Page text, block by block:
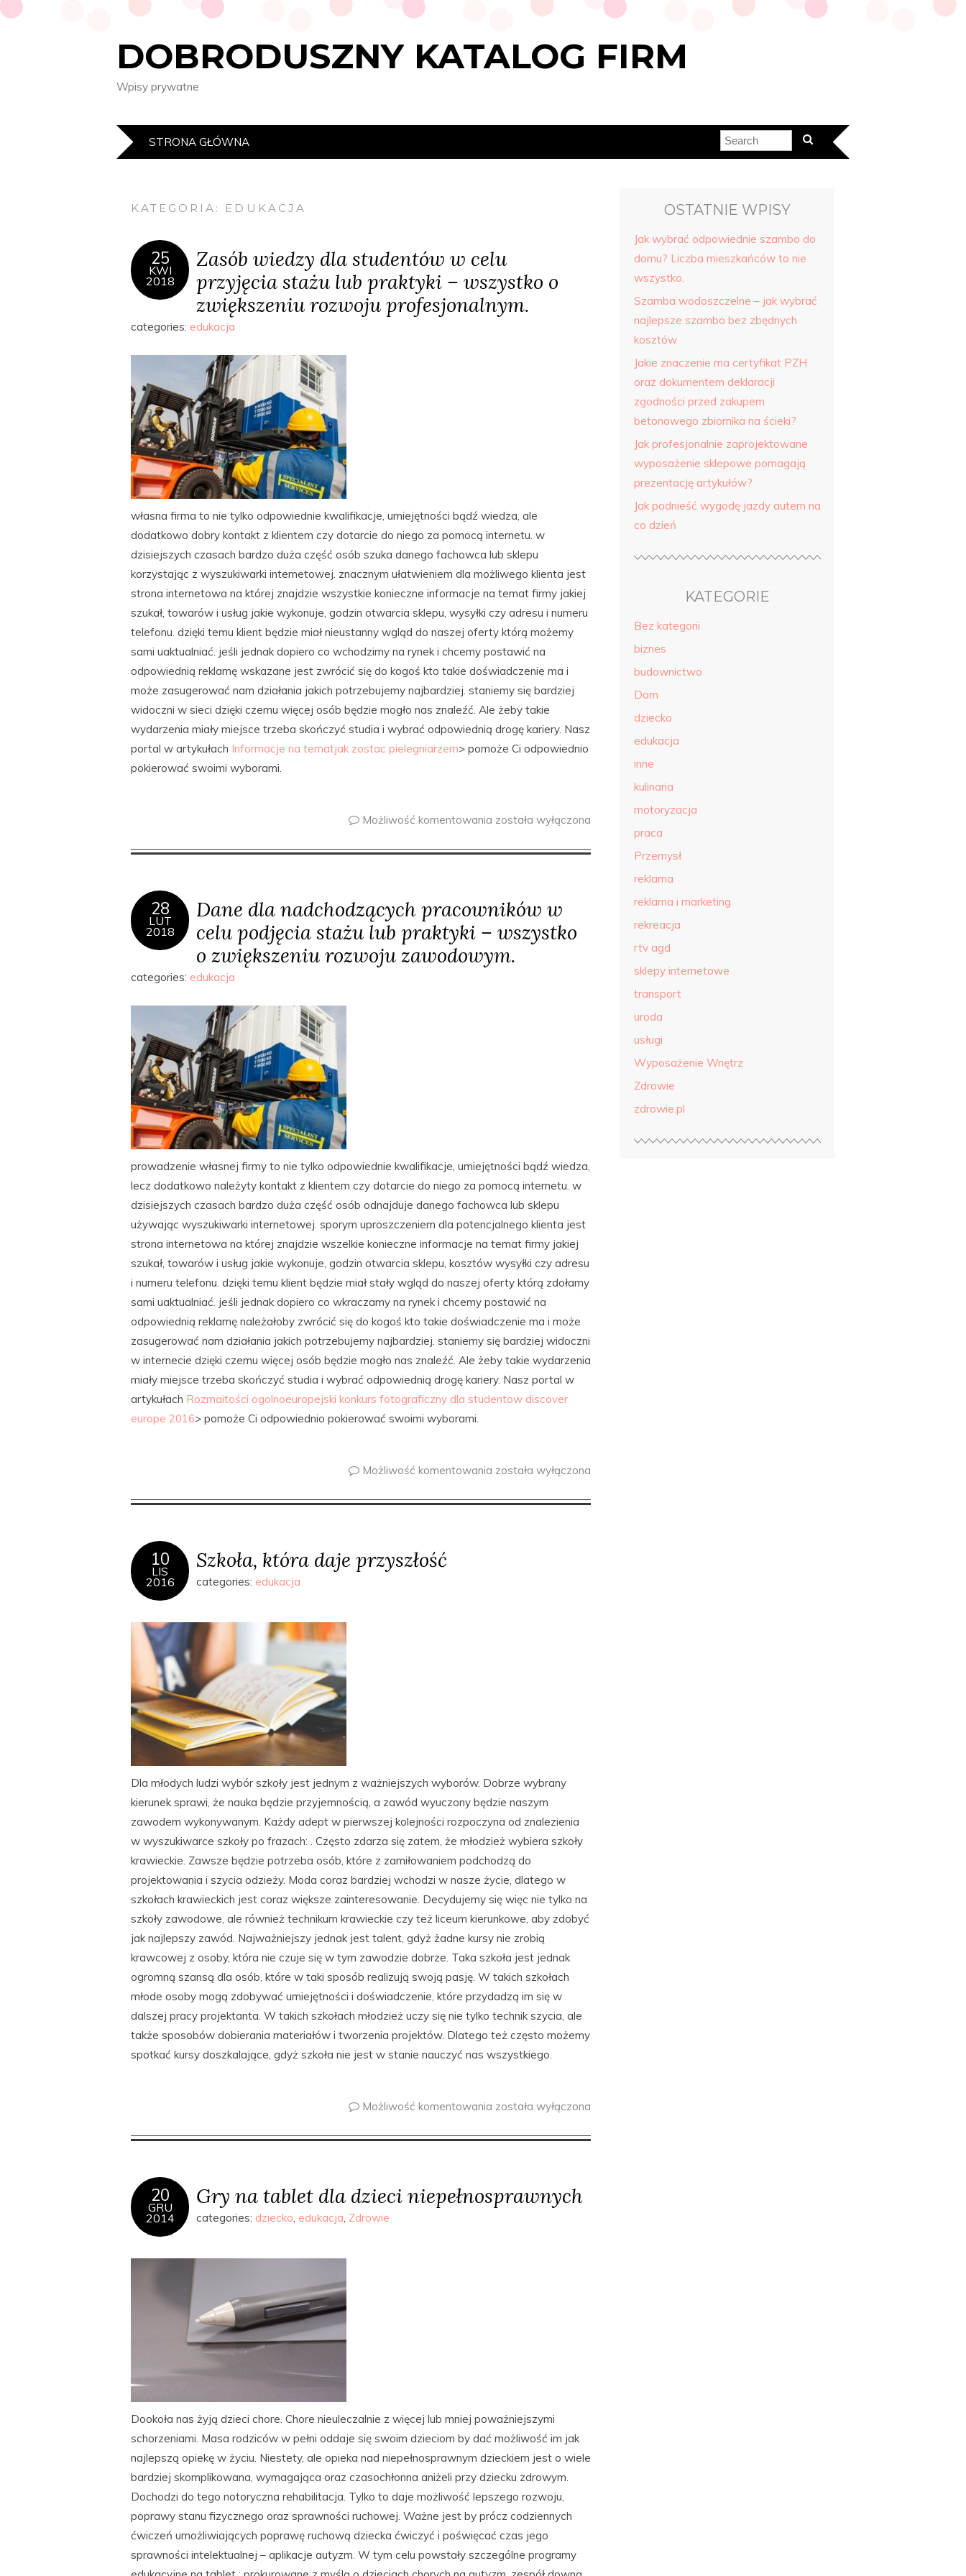
DOBRODUSZNY KATALOG FIRM
Wpisy prywatne
STRONA GŁÓWNA
KATEGORIA: EDUKACJA
25
KWI
2018
Zasób wiedzy dla studentów w celu
przyjęcia stażu lub praktyki – wszystko o
zwiększeniu rozwoju profesjonalnym.
categories: edukacja
własna firma to nie tylko odpowiednie kwalifikacje, umiejętności bądź wiedza, ale
dodatkowo dobry kontakt z klientem czy dotarcie do niego za pomocą internetu. w
dzisiejszych czasach bardzo duża część osób szuka danego fachowca lub sklepu
korzystając z wyszukiwarki internetowej. znacznym ułatwieniem dla możliwego klienta jest
strona internetowa na której znajdzie wszystkie konieczne informacje na temat firmy jakiej
szukał, towarów i usług jakie wykonuje, godzin otwarcia sklepu, wysyłki czy adresu i numeru
telefonu. dzięki temu klient będzie miał nieustanny wgląd do naszej oferty którą możemy
sami uaktualniać. jeśli jednak dopiero co wchodzimy na rynek i chcemy postawić na
odpowiednią reklamę wskazane jest zwrócić się do kogoś kto takie doświadczenie ma i
może zasugerować nam działania jakich potrzebujemy najbardziej. staniemy się bardziej
widoczni w sieci dzięki czemu więcej osób będzie mogło nas znaleźć. Ale żeby takie
wydarzenia miały miejsce trzeba skończyć studia i wybrać odpowiednią drogę kariery. Nasz
portal w artykułach Informacje na tematjak zostac pielegniarzem> pomoże Ci odpowiednio
pokierować swoimi wyborami.
Możliwość komentowania została wyłączona
28
LUT
2018
Dane dla nadchodzących pracowników w
celu podjęcia stażu lub praktyki – wszystko
o zwiększeniu rozwoju zawodowym.
categories: edukacja
prowadzenie własnej firmy to nie tylko odpowiednie kwalifikacje, umiejętności bądź wiedza,
lecz dodatkowo należyty kontakt z klientem czy dotarcie do niego za pomocą internetu. w
dzisiejszych czasach bardzo duża część osób odnajduje danego fachowca lub sklepu
używając wyszukiwarki internetowej. sporym uproszczeniem dla potencjalnego klienta jest
strona internetowa na której znajdzie wszelkie konieczne informacje na temat firmy jakiej
szukał, towarów i usług jakie wykonuje, godzin otwarcia sklepu, kosztów wysyłki czy adresu
i numeru telefonu. dzięki temu klient będzie miał stały wgląd do naszej oferty którą zdołamy
sami uaktualniać. jeśli jednak dopiero co wkraczamy na rynek i chcemy postawić na
odpowiednią reklamę należałoby zwrócić się do kogoś kto takie doświadczenie ma i może
zasugerować nam działania jakich potrzebujemy najbardziej. staniemy się bardziej widoczni
w internecie dzięki czemu więcej osób będzie mogło nas znaleźć. Ale żeby takie wydarzenia
miały miejsce trzeba skończyć studia i wybrać odpowiednią drogę kariery. Nasz portal w
artykułach Rozmaitości ogolnoeuropejski konkurs fotograficzny dla studentow discover
europe 2016> pomoże Ci odpowiednio pokierować swoimi wyborami.
Możliwość komentowania została wyłączona
10
LIS
2016
Szkoła, która daje przyszłość
categories: edukacja
Dla młodych ludzi wybór szkoły jest jednym z ważniejszych wyborów. Dobrze wybrany
kierunek sprawi, że nauka będzie przyjemnością, a zawód wyuczony będzie naszym
zawodem wykonywanym. Każdy adept w pierwszej kolejności rozpoczyna od znalezienia
w wyszukiwarce szkoły po frazach: . Często zdarza się zatem, że młodzież wybiera szkoły
krawieckie. Zawsze będzie potrzeba osób, które z zamiłowaniem podchodzą do
projektowania i szycia odzieży. Moda coraz bardziej wchodzi w nasze życie, dlatego w
szkołach krawieckich jest coraz większe zainteresowanie. Decydujemy się więc nie tylko na
szkoły zawodowe, ale również technikum krawieckie czy też liceum kierunkowe, aby zdobyć
jak najlepszy zawód. Najważniejszy jednak jest talent, gdyż żadne kursy nie zrobią
krawcowej z osoby, która nie czuje się w tym zawodzie dobrze. Taka szkoła jest jednak
ogromną szansą dla osób, które w taki sposób realizują swoją pasję. W takich szkołach
młode osoby mogą zdobywać umiejętności i doświadczenie, które przydadzą im się w
dalszej pracy projektanta. W takich szkołach młodzież uczy się nie tylko technik szycia, ale
także sposobów dobierania materiałów i tworzenia projektów. Dlatego też często możemy
spotkać kursy doszkalające, gdyż szkoła nie jest w stanie nauczyć nas wszystkiego.
Możliwość komentowania została wyłączona
20
GRU
2014
Gry na tablet dla dzieci niepełnosprawnych
categories: dziecko, edukacja, Zdrowie
Dookoła nas żyją dzieci chore. Chore nieuleczalnie z więcej lub mniej poważniejszymi
schorzeniami. Masa rodziców w pełni oddaje się swoim dzieciom by dać możliwość im jak
najlepszą opiekę w życiu. Niestety, ale opieka nad niepełnosprawnym dzieckiem jest o wiele
bardziej skomplikowana, wymagająca oraz czasochłonna aniżeli przy dziecku zdrowym.
Dochodzi do tego notoryczna rehabilitacja. Tylko to daje możliwość lepszego rozwoju,
poprawy stanu fizycznego oraz sprawności ruchowej. Ważne jest by prócz codziennych
ćwiczeń umożliwiających poprawę ruchową dziecka ćwiczyć i poświęcać czas jego
sprawności intelektualnej – aplikacje autyzm. W tym celu powstały szczególne programy
OSTATNIE WPISY
Jak wybrać odpowiednie szambo do
domu? Liczba mieszkańców to nie
wszystko.
Szamba wodoszczelne – jak wybrać
najlepsze szambo bez zbędnych
kosztów
Jakie znaczenie ma certyfikat PZH
oraz dokumentem deklaracji
zgodności przed zakupem
betonowego zbiornika na ścieki?
Jak profesjonalnie zaprojektowane
wyposażenie sklepowe pomagają
prezentację artykułów?
Jak podnieść wygodę jazdy autem na
co dzień
KATEGORIE
Bez kategorii
biznes
budownictwo
Dom
dziecko
edukacja
inne
kulinaria
motoryzacja
praca
Przemysł
reklama
reklama i marketing
rekreacja
rtv agd
sklepy internetowe
transport
uroda
usługi
Wyposażenie Wnętrz
Zdrowie
zdrowie.pl